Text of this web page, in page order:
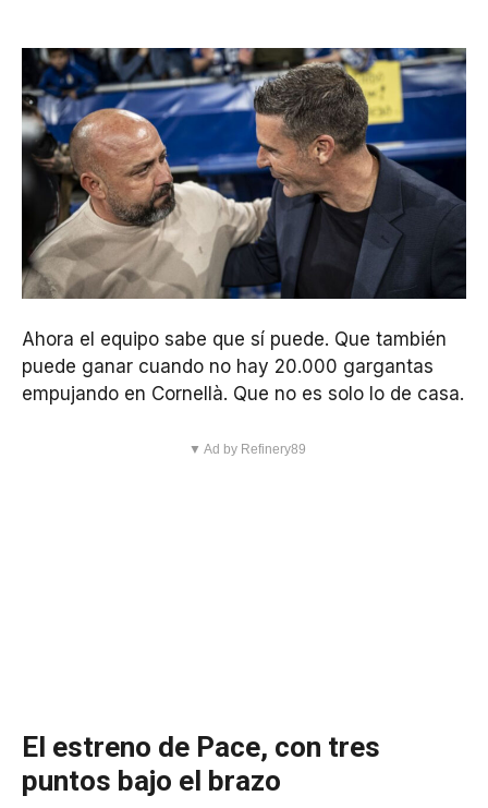
Ahora el equipo sabe que sí puede. Que también
puede ganar cuando no hay 20.000 gargantas
empujando en Cornellà. Que no es solo lo de casa.
▼ Ad by Refinery89
El estreno de Pace, con tres
puntos bajo el brazo